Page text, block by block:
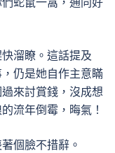
溜瞭。這話提及
仍是她自作主意瞞
來討賞錢，沒成想
流年倒霉，晦氣！
個臉不措辭。